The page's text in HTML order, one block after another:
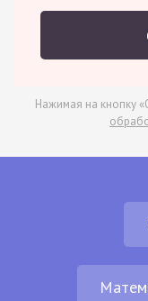
Нажимая на кнопку